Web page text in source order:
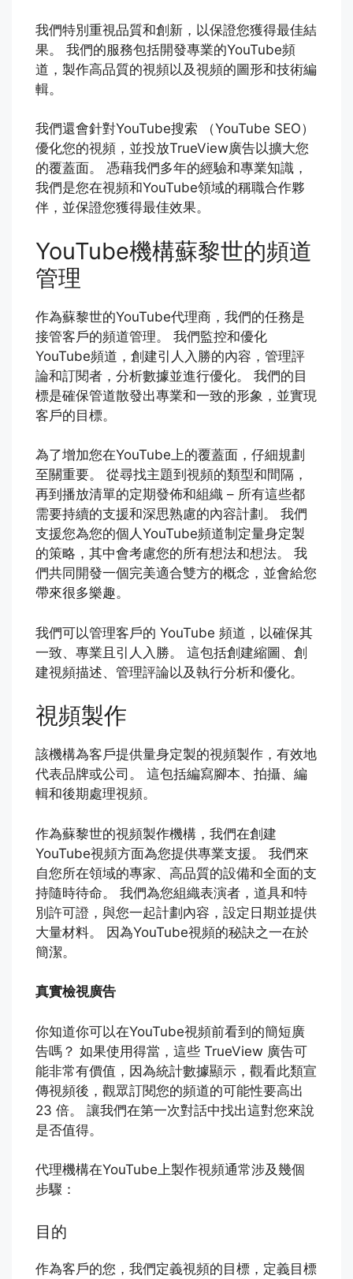
我們特別重視品質和創新，以保證您獲得最佳結
果。 我們的服務包括開發專業的YouTube頻
道，製作高品質的視頻以及視頻的圖形和技術編
輯。
我們還會針對YouTube搜索 （YouTube SEO）
優化您的視頻，並投放TrueView廣告以擴大您
的覆蓋面。 憑藉我們多年的經驗和專業知識，
我們是您在視頻和YouTube領域的稱職合作夥
伴，並保證您獲得最佳效果。
YouTube機構蘇黎世的頻道
管理
作為蘇黎世的YouTube代理商，我們的任務是
接管客戶的頻道管理。 我們監控和優化
YouTube頻道，創建引人入勝的內容，管理評
論和訂閱者，分析數據並進行優化。 我們的目
標是確保管道散發出專業和一致的形象，並實現
客戶的目標。
為了增加您在YouTube上的覆蓋面，仔細規劃
至關重要。 從尋找主題到視頻的類型和間隔，
再到播放清單的定期發佈和組織 – 所有這些都
需要持續的支援和深思熟慮的內容計劃。 我們
支援您為您的個人YouTube頻道制定量身定製
的策略，其中會考慮您的所有想法和想法。 我
們共同開發一個完美適合雙方的概念，並會給您
帶來很多樂趣。
我們可以管理客戶的 YouTube 頻道，以確保其
一致、專業且引人入勝。 這包括創建縮圖、創
建視頻描述、管理評論以及執行分析和優化。
視頻製作
該機構為客戶提供量身定製的視頻製作，有效地
代表品牌或公司。 這包括編寫腳本、拍攝、編
輯和後期處理視頻。
作為蘇黎世的視頻製作機構，我們在創建
YouTube視頻方面為您提供專業支援。 我們來
自您所在領域的專家、高品質的設備和全面的支
持隨時待命。 我們為您組織表演者，道具和特
別許可證，與您一起計劃內容，設定日期並提供
大量材料。 因為YouTube視頻的秘訣之一在於
簡潔。
真實檢視廣告
你知道你可以在YouTube視頻前看到的簡短廣
告嗎？ 如果使用得當，這些 TrueView 廣告可
能非常有價值，因為統計數據顯示，觀看此類宣
傳視頻後，觀眾訂閱您的頻道的可能性要高出
23 倍。 讓我們在第一次對話中找出這對您來說
是否值得。
代理機構在YouTube上製作視頻通常涉及幾個
步驟：
目的
作為客戶的您，我們定義視頻的目標，定義目標